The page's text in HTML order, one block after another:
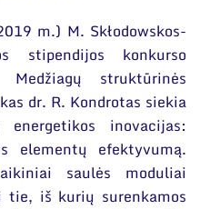
m.) M. Skłodowskos-
stipendijos konkurso
struktūrinės
dr. R. Kondrotas siekia
inovacijas:
elementų efektyvumą.
saulės moduliai
iš kurių surenkamos